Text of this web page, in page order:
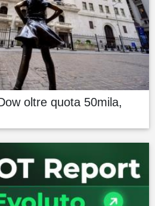
oltre quota 50mila,